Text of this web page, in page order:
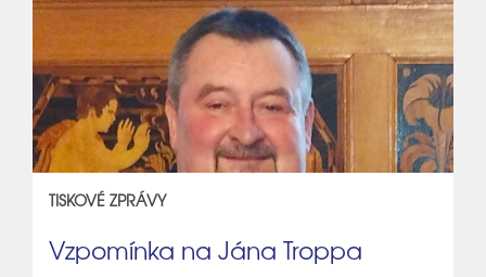
TISKOVÉ ZPRÁVY
Vzpomínka na Jána Troppa